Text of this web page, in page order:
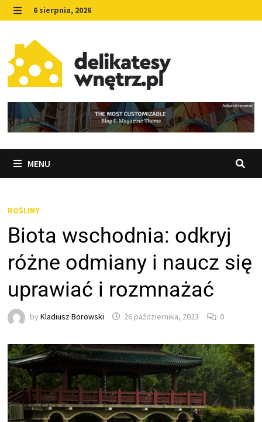
Skip
to
content
MENU
6 sierpnia, 2026
MENU
ROŚLINY
Biota wschodnia: odkryj
różne odmiany i naucz się
uprawiać i rozmnażać
byKladiusz Borowski 26 października, 2023 0